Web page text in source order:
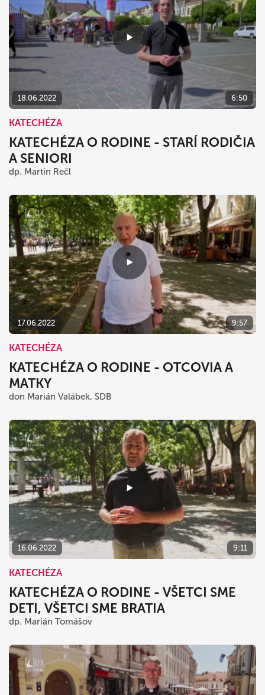
18.06.2022 6:50
KATECHÉZA
KATECHÉZA O RODINE - STARÍ RODIČIA
A SENIORI
dp. Martin Rečl
17.06.2022 9:57
KATECHÉZA
KATECHÉZA O RODINE - OTCOVIA A
MATKY
don Marián Valábek, SDB
16.06.2022 9:11
KATECHÉZA
KATECHÉZA O RODINE - VŠETCI SME
DETI, VŠETCI SME BRATIA
dp. Marián Tomášov